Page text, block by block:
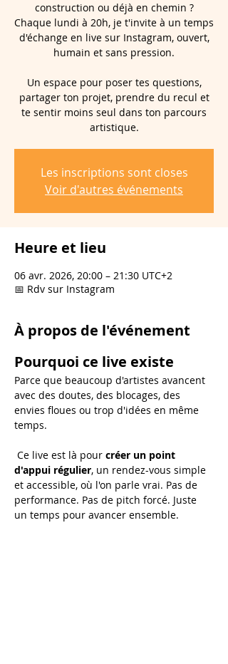
construction ou déjà en chemin ?
Chaque lundi à 20h, je t'invite à un temps
d'échange en live sur Instagram, ouvert,
humain et sans pression.
Un espace pour poser tes questions,
partager ton projet, prendre du recul et
te sentir moins seul dans ton parcours
artistique.
Les inscriptions sont closes
Voir d'autres événements
Heure et lieu
06 avr. 2026, 20:00 – 21:30 UTC+2
📅 Rdv sur Instagram
À propos de l'événement
Pourquoi ce live existe
Parce que beaucoup d'artistes avancent
avec des doutes, des blocages, des
envies floues ou trop d'idées en même
temps.
Ce live est là pour créer un point
d'appui régulier, un rendez-vous simple
et accessible, où l'on parle vrai. Pas de
performance. Pas de pitch forcé. Juste
un temps pour avancer ensemble.